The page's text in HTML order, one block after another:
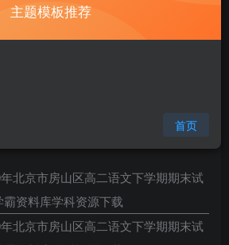
免费
暂时无法购买，请与站长联系
82.50 KB
主题模板推荐
首页